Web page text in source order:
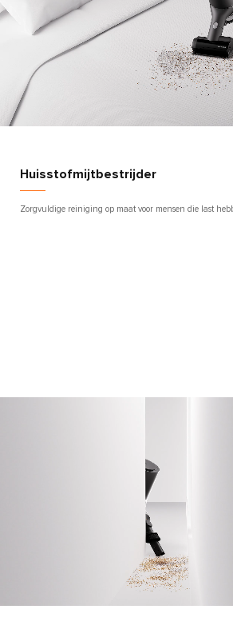
Huisstofmijtbestrijder
Zorgvuldige reiniging op maat voor mensen die last